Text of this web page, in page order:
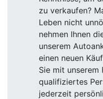
zu verkaufen?
Leben nicht
nehmen Ihnen
unserem
einen neuen
Sie mit unserem
qualifiziertes
jederzeit